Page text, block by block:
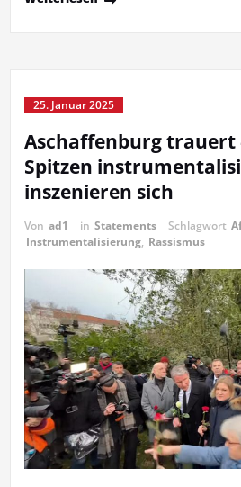
25. Januar 2025
Aschaffenburg trauert
Spitzen
inszenieren sich
Von ad1 in Statements Schlagwort
Instrumentalisierung, Rassismus